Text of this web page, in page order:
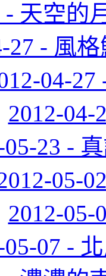
- 天空的
27 - 風
04-
2012-04-
05-23 -
05-
2012-05-
05-07 -